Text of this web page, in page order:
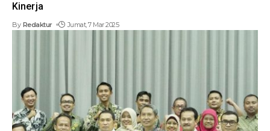
Kinerja
By Redaktur Jumat, 7 Mar 2025